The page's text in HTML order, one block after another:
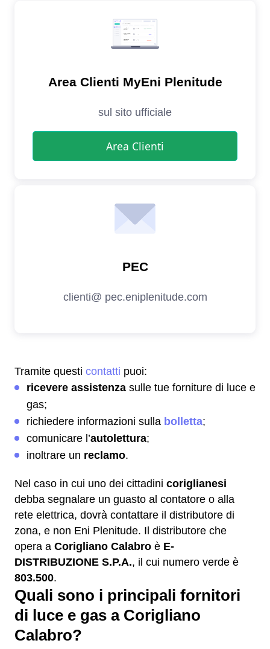
Tramite questi contatti puoi:
ricevere assistenza sulle tue forniture di luce e
gas;
richiedere informazioni sulla bolletta;
comunicare l’autolettura;
inoltrare un reclamo.
Nel caso in cui uno dei cittadini coriglianesi
debba segnalare un guasto al contatore o alla
rete elettrica, dovrà contattare il distributore di
zona, e non Eni Plenitude. Il distributore che
opera a Corigliano Calabro è E-
DISTRIBUZIONE S.P.A., il cui numero verde è
803.500.
Quali sono i principali fornitori
di luce e gas a Corigliano
Calabro?